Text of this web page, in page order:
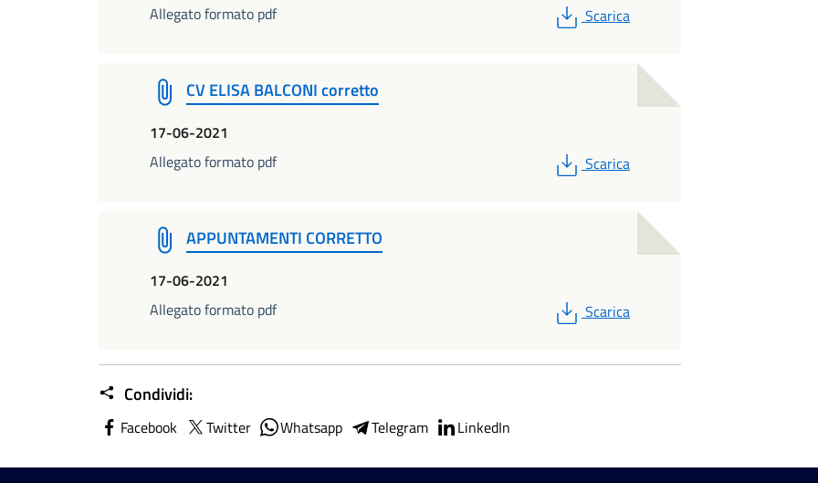
Allegato formato pdf
PDF
Scarica
CV ELISA BALCONI corretto
17-06-2021
Allegato formato pdf
PDF
Scarica
APPUNTAMENTI CORRETTO
17-06-2021
Allegato formato pdf
PDF
Scarica
Condividi:
Facebook Twitter Whatsapp Telegram LinkedIn